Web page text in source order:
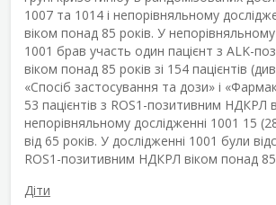
1007 та 1014 і непорівняльному
віком понад 85 років. У
1001 брав участь один пацієнт з ALK-
віком понад 85 років зі 154 пацієнтів
«Спосіб застосування та дози» і
53 пацієнтів з ROS1-позитивним НДКРЛ в
непорівняльному дослідженні 1001 15
від 65 років. У дослідженні 1001 були
ROS1-позитивним НДКРЛ віком понад 85
Діти